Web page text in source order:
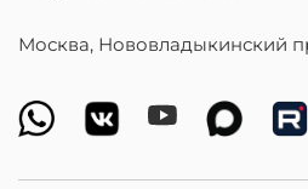
Москва, Нововладыкинский